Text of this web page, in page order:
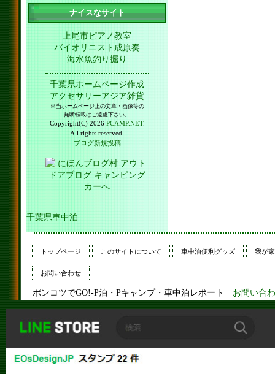
ナイスなサイト
上尾市ピアノ教室
バイオリニスト成原奏
海水魚釣り掘り
千葉県ホームページ作成
アクセサリーアジア雑貨
※当ホームページ上の文章・画像等の
無断転載はご遠慮下さい。
Copyright(C) 2026 PCAMP.NET.
All rights reserved.
ブログ新規投稿
千葉県車中泊
トップページ このサイトについて 車中泊便利グッズ 我が
お問い合わせ
ポンコツでGO!-P泊・Pキャンプ・車中泊レポート お問い合